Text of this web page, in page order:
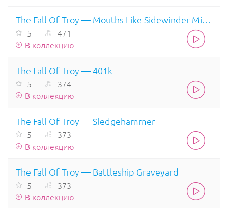
The Fall Of Troy — Battleship Graveyard
5
373
В коллекцию
The Fall Of Troy — Mouths Like Sidewinder Missiles
5
471
В коллекцию
The Fall Of Troy — Sledgehammer
5
373
В коллекцию
The Fall Of Troy — 401k
5
374
В коллекцию